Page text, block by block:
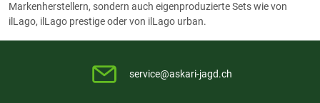
Markenherstellern, sondern auch eigenproduzierte Sets wie von
ilLago, ilLago prestige oder von ilLago urban.
service@askari-jagd.ch